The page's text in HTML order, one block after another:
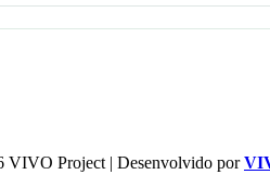
VIVO Project | Desenvolvido por